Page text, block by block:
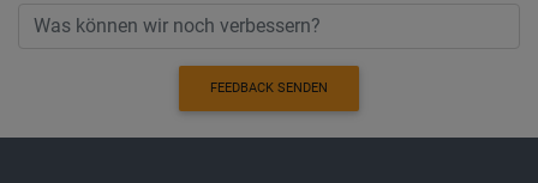
FEEDBACK SENDEN